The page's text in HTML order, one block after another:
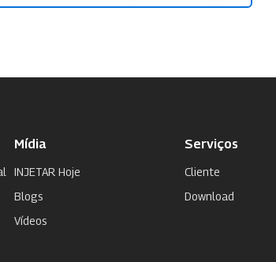
Mídia
INJETAR Hoje
Blogs
Vídeos
Serviços
Cliente
Download